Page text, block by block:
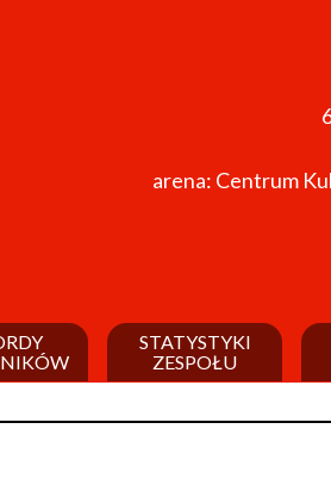
arena: Centrum
STATYSTYKI
ZESPOŁU